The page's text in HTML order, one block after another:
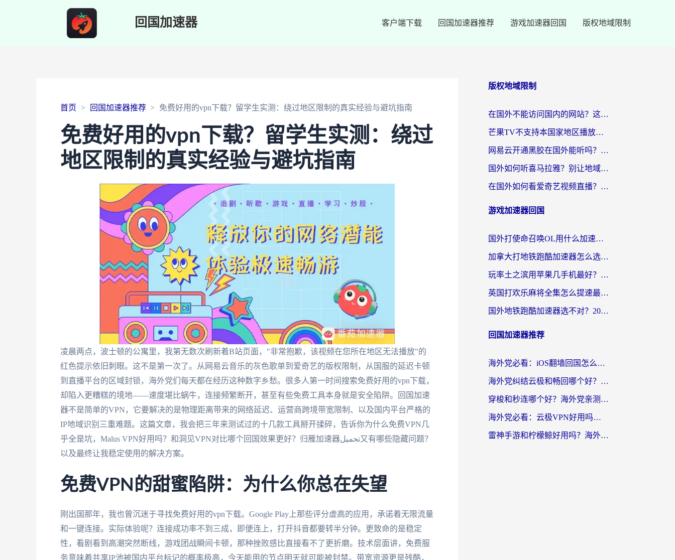
回国加速器 客户端下载 回国加速器推荐 游戏加速器回国 版权地域限制
首页 回国加速器推荐 免费好用的vpn下载？留学生实测：绕过地区限制的真实经验与避坑指南
免费好用的vpn下载？留学生实测：绕过
地区限制的真实经验与避坑指南
凌晨两点，波士顿的公寓里，我第无数次刷新着B站页面，"非常抱歉，该视频在您所在地区无法播放"的
红色提示依旧刺眼。这不是第一次了。从网易云音乐的灰色歌单到爱奇艺的版权限制，从国服的延迟卡顿
到直播平台的区域封锁，海外党们每天都在经历这种数字乡愁。很多人第一时间搜索免费好用的vpn下载，
却陷入更糟糕的境地——速度堪比蜗牛，连接频繁断开，甚至有些免费工具本身就是安全陷阱。回国加速
器不是简单的VPN，它要解决的是物理距离带来的网络延迟、运营商跨境带宽限制、以及国内平台严格的
IP地域识别三重难题。这篇文章，我会把三年来测试过的十几款工具掰开揉碎，告诉你为什么免费VPN几
乎全是坑，Malus VPN好用吗？和洞见VPN对比哪个回国效果更好？归雁加速器تحميل又有哪些隐藏问题？
以及最终让我稳定使用的解决方案。
免费VPN的甜蜜陷阱：为什么你总在失望
刚出国那年，我也曾沉迷于寻找免费好用的vpn下载。Google Play上那些评分虚高的应用，承诺着无限流量
和一键连接。实际体验呢？连接成功率不到三成，即便连上，打开抖音都要转半分钟。更致命的是稳定
性，看剧看到高潮突然断线，游戏团战瞬间卡顿，那种挫败感比直接看不了更折磨。技术层面讲，免费服
务意味着共享IP池被国内平台标记的概率极高，今天能用的节点明天就可能被封禁。带宽资源更是残酷，
版权地域限制
在国外不能访问国内的网站？这篇攻略帮你无缝连接家乡资源
芒果TV不支持本国家地区播放该怎么解决？海外党追剧看片的终极指南
网易云开通黑胶在国外能听吗？海外党亲测有效的回国听音乐方案
国外如何听喜马拉雅？别让地域限制，断了你的中文声音陪伴
在国外如何看爱奇艺视频直播？海外党亲测有效的回国加速器指南
游戏加速器回国
国外打使命召唤OL用什么加速器最好？海外玩家国服畅玩全攻略（附小众游戏加速技巧）
加拿大打地铁跑酷加速器怎么选？2026海外玩家实测指南（附王国纪元保卫萝卜3加速技巧）
玩率土之滨用苹果几手机最好？海外党必看的国服游戏加速+设备选择指南
英国打欢乐麻将全集怎么提速最快？海外党亲测有效的国服游戏加速指南
国外地铁跑酷加速器选不对？2026海外玩家必看的国服游戏加速全攻略
回国加速器推荐
海外党必看：iOS翻墙回国怎么选？一篇搞定无缝访问国内资源
海外党纠结云极和畅回哪个好？一篇讲透回国加速器怎么选（附避坑指南）
穿梭和秒连哪个好？海外党亲测3款回国加速器，教你在国外正常浏览国内网站
海外党必看：云极VPN好用吗？和GoLinkVPN对比哪个回国效果更好？附真实体验指南
雷神手游和柠檬鲸好用吗？海外党亲测3款回国加速器，教你避开破解VPN坑